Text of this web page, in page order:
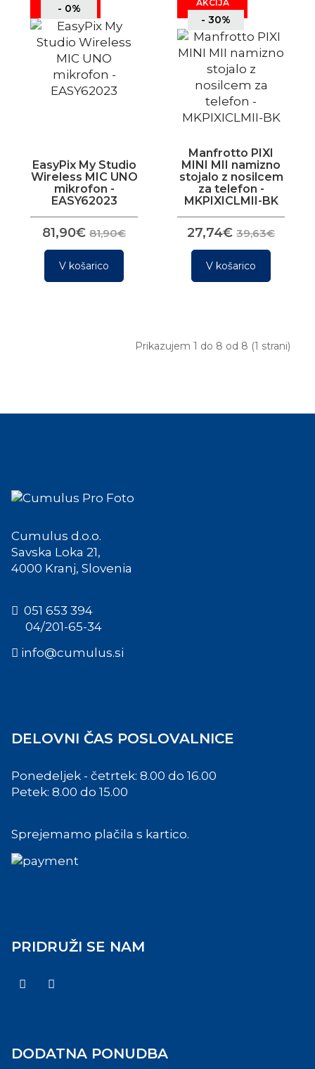
- 0%
EasyPix My Studio
Wireless MIC UNO
mikrofon -
EASY62023
81,90€ 81,90€
V košarico
AKCIJA
- 30%
Manfrotto PIXI
MINI MII namizno
stojalo z nosilcem
za telefon -
MKPIXICLMII-BK
27,74€ 39,63€
V košarico
Prikazujem 1 do 8 od 8 (1 strani)
Cumulus d.o.o.
Savska Loka 21,
4000 Kranj, Slovenia
051 653 394
04/201-65-34
info@cumulus.si
DELOVNI ČAS POSLOVALNICE
Ponedeljek - četrtek: 8.00 do 16.00
Petek: 8.00 do 15.00
Sprejemamo plačila s kartico.
PRIDRUŽI SE NAM
DODATNA PONUDBA